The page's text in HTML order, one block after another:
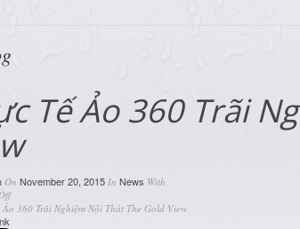
Tế Ảo 360 Trãi
On November 20, 2015 In News With
Ảo 360 Trãi Nghiệm Nội Thất The Gold View